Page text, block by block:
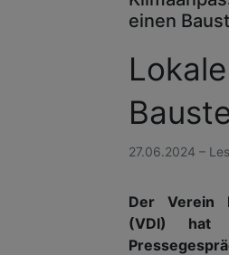
einen
27.06.2024 –
Der Verein
(VDI) hat